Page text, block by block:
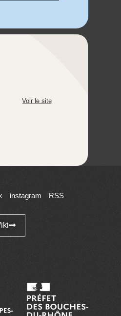
Voir le site
instagram RSS